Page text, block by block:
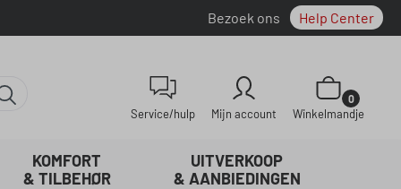
Bezoek ons Help Center
Service/hulp Mijn account
0
Winkelmandje
KOMFORT
& TILBEHØR
UITVERKOOP
& AANBIEDINGEN